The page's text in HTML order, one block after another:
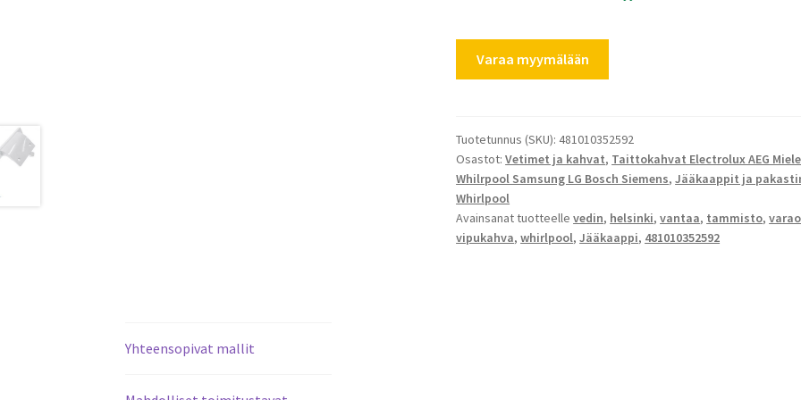
kääntökahva
määrä
Varaa myymälään
Tuotetunnus (SKU):481010352592
Osastot:Vetimet ja kahvat, Taittokahvat Electrolux AEG Miele
Whilrpool Samsung LG Bosch Siemens,Jääkaappit ja
Whirlpool
Avainsanat tuotteellevedin, helsinki,vantaa, tammisto,
vipukahva,whirlpool,Jääkaappi, 481010352592
Yhteensopivat mallit